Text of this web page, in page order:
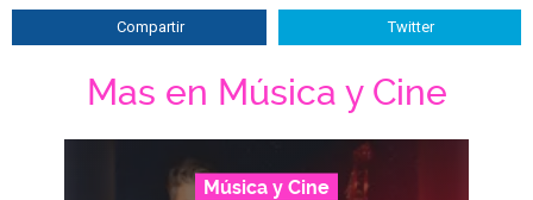
Compartir Twitter
Mas en Música y Cine
Música y Cine